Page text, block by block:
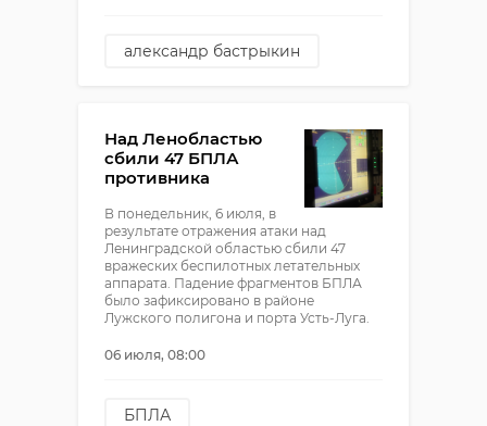
александр бастрыкин
Над Ленобластью
сбили 47 БПЛА
противника
В понедельник, 6 июля, в
результате отражения атаки над
Ленинградской областью сбили 47
вражеских беспилотных летательных
аппарата. Падение фрагментов БПЛА
было зафиксировано в районе
Лужского полигона и порта Усть-Луга.
06 июля, 08:00
БПЛА